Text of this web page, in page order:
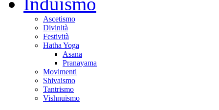
Ascetismo
Divinità
Festività
Hatha Yoga
Asana
Pranayama
Movimenti
Shivaismo
Tantrismo
Vishnuismo